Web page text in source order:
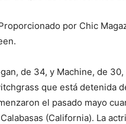
por Chic
de 34, y Machine, de
que está detenida
el pasado mayo
(California). La